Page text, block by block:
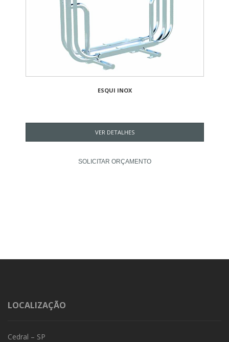
ESQUI INOX
VER DETALHES
SOLICITAR ORÇAMENTO
LOCALIZAÇÃO
Cedral – SP